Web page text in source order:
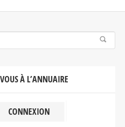
À L’ANNUAIRE
CONNEXION